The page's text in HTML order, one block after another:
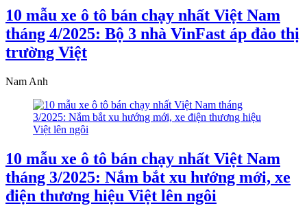
10 mẫu xe ô tô bán chạy nhất Việt Nam
tháng 4/2025: Bộ 3 nhà VinFast áp đảo thị
trường Việt
Nam Anh
10 mẫu xe ô tô bán chạy nhất Việt Nam
tháng 3/2025: Nắm bắt xu hướng mới, xe
điện thương hiệu Việt lên ngôi